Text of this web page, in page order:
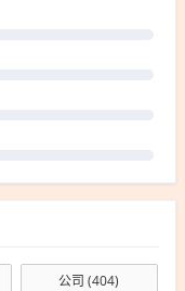
公司 (404)